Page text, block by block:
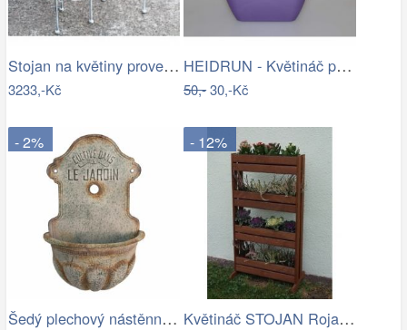
Stojan na květiny provence
3233,-Kč
HEIDRUN - Květináč plast 16x16cm různé…
50,-30,-Kč
- 2%
Šedý plechový nástěnný květináč ve…
- 12%
Květináč STOJAN Rojaplast